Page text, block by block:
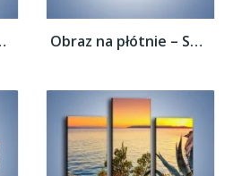
wody –... Obraz na płótnie – Spokojna tafla wody –...